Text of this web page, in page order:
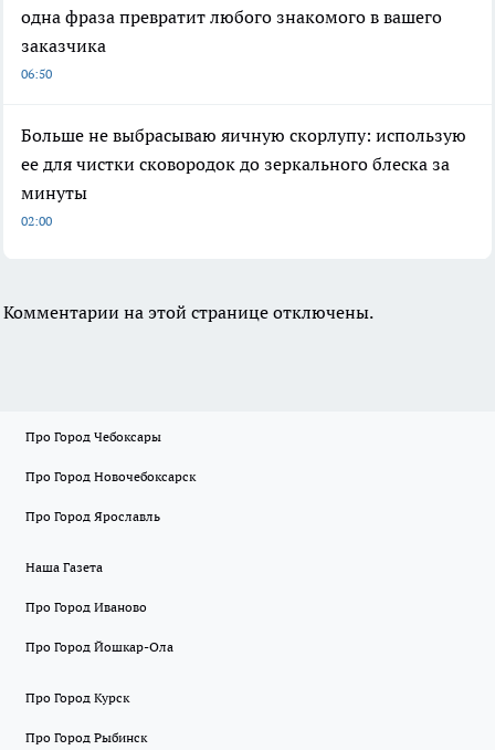
одна фраза превратит любого знакомого в вашего
заказчика
06:50
Больше не выбрасываю яичную скорлупу: использую
ее для чистки сковородок до зеркального блеска за
минуты
02:00
Комментарии на этой странице отключены.
Про Город Чебоксары
Про Город Новочебоксарск
Про Город Ярославль
Наша Газета
Про Город Иваново
Про Город Йошкар-Ола
Про Город Курск
Про Город Рыбинск